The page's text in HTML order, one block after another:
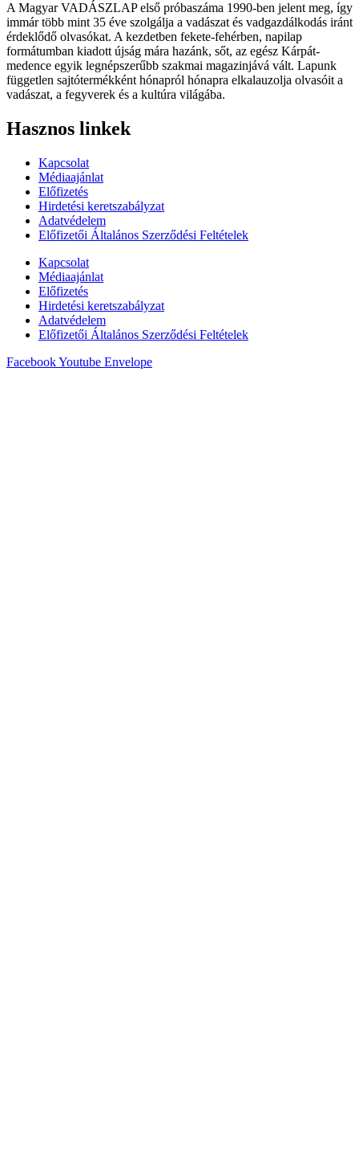
A Magyar VADÁSZLAP első próbaszáma 1990-ben jelent meg, így
immár több mint 35 éve szolgálja a vadászat és vadgazdálkodás iránt
érdeklődő olvasókat. A kezdetben fekete-fehérben, napilap
formátumban kiadott újság mára hazánk, sőt, az egész Kárpát-
medence egyik legnépszerűbb szakmai magazinjává vált. Lapunk
független sajtótermékként hónapról hónapra elkalauzolja olvasóit a
vadászat, a fegyverek és a kultúra világába.
Hasznos linkek
Kapcsolat
Médiaajánlat
Előfizetés
Hirdetési keretszabályzat
Adatvédelem
Előfizetői Általános Szerződési Feltételek
Kapcsolat
Médiaajánlat
Előfizetés
Hirdetési keretszabályzat
Adatvédelem
Előfizetői Általános Szerződési Feltételek
FacebookYoutube Envelope